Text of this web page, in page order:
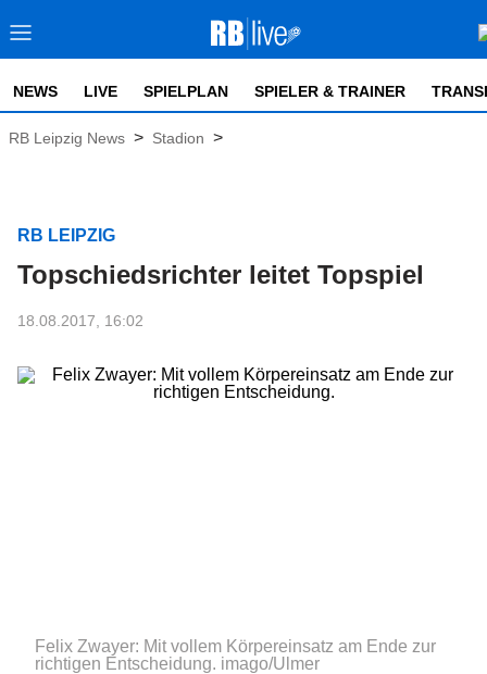
NEWS LIVE SPIELPLAN SPIELER & TRAINER
RB Leipzig News > Stadion >
RB LEIPZIG
Topschiedsrichter leitet Topspiel
18.08.2017, 16:02
Felix Zwayer: Mit vollem Körpereinsatz am Ende zur
richtigen Entscheidung. imago/Ulmer